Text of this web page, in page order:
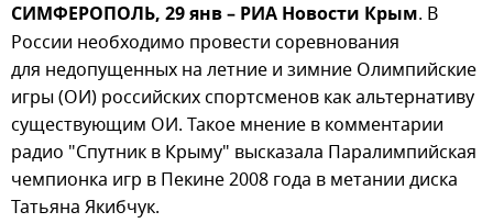
СИМФЕРОПОЛЬ, 29 янв – РИА Новости Крым. В
России необходимо провести соревнования
для недопущенных на летние и зимние Олимпийские
игры (ОИ) российских спортсменов как альтернативу
существующим ОИ. Такое мнение в комментарии
радио "Спутник в Крыму" высказала Паралимпийская
чемпионка игр в Пекине 2008 года в метании диска
Татьяна Якибчук.